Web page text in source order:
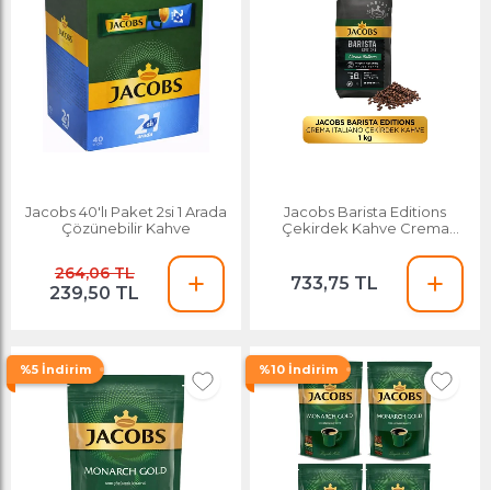
Jacobs 40'lı Paket 2si 1 Arada
Çözünebilir Kahve
264,06 TL
239,50 TL
Jacobs Barista Editions
Çekirdek Kahve Crema
733,75 TL
%5 İndirim %10 İndirim